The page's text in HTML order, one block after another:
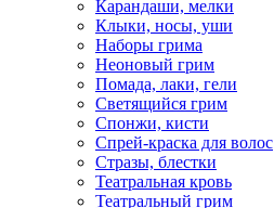
Карандаши, мелки
Клыки, носы, уши
Наборы грима
Неоновый грим
Помада, лаки, гели
Светящийся грим
Спонжи, кисти
Спрей-краска для волос
Стразы, блестки
Театральная кровь
Театральный грим